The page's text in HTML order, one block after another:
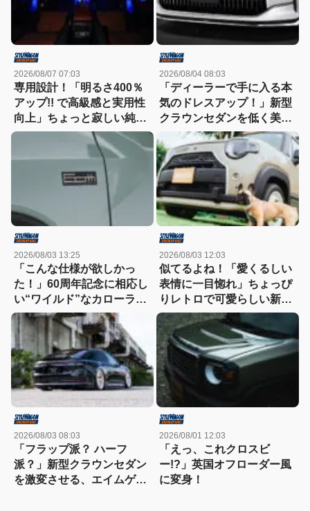
2026/08/07 07:03
専用設計！「明るさ400％
アップ!! で高級感と実用性
向上」ちょっと寂しい純正
室内照明をグレードアップ
2026/08/04 08:03
「ディーラーで手に入る本
気のドレスアップ！」新型
クラウンセダンを低く美し
く魅せるモデリスタの流儀
2026/08/03 13:25
「こんな仕様が欲しかっ
た！」60周年記念に相応し
い“ワイルド”なカローラク
ロスは366万3000円〜
2026/08/03 12:03
似てるよね！「愛くるしい
表情に一目惚れ」ちょっぴ
りレトロで可愛らしい新型
クロスビーはいかが？
2026/08/03 08:03
「フラップ派？ ハーフ
派？」新型クラウンセダン
を激変させる、エイムゲイ
2026/08/01 12:03
「えっ、これクロスビ
ー!?」英国オフローダー風
に変身！